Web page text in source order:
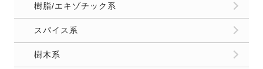
樹脂/エキゾチック系
スパイス系
樹木系